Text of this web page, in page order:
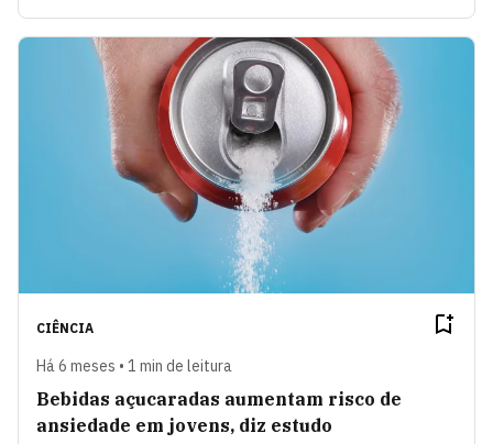
CIÊNCIA
Há 6 meses • 1 min de leitura
Bebidas açucaradas aumentam risco de
ansiedade em jovens, diz estudo